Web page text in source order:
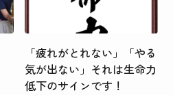
「疲れがとれない」「やる
気が出ない」それは生命力
低下のサインです！